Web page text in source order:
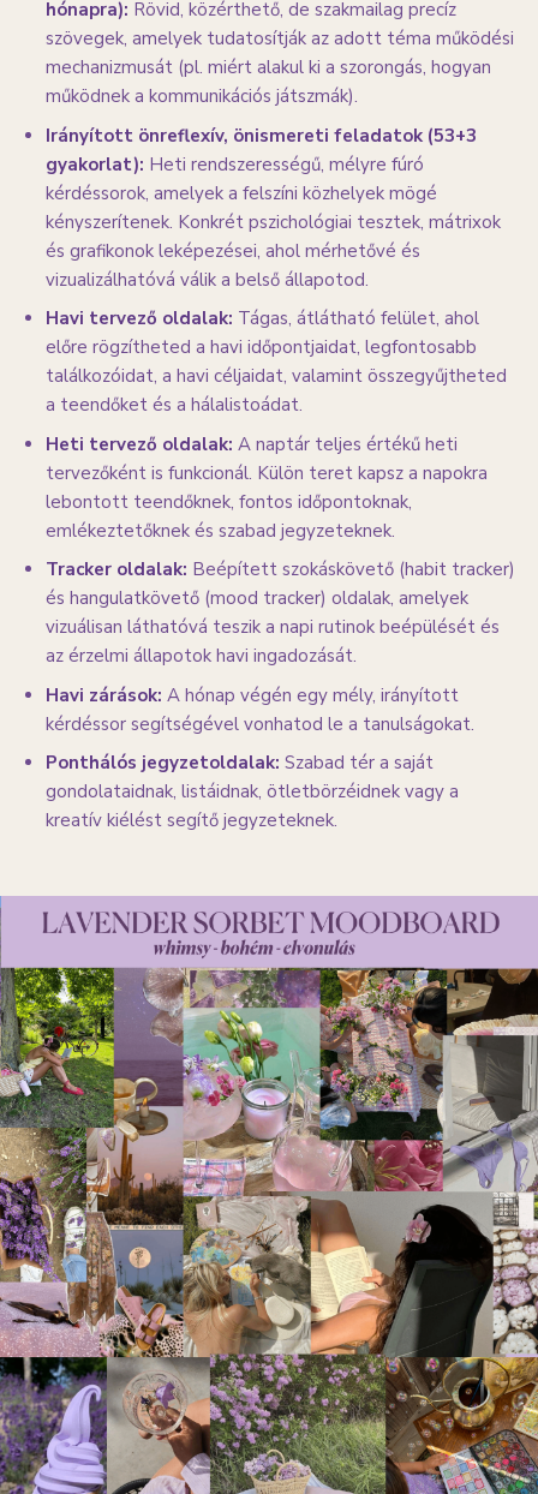
hónapra): Rövid, közérthető, de szakmailag precíz
szövegek, amelyek tudatosítják az adott téma működési
mechanizmusát (pl. miért alakul ki a szorongás, hogyan
működnek a kommunikációs játszmák).
Irányított önreflexív, önismereti feladatok (53+3
gyakorlat): Heti rendszerességű, mélyre fúró
kérdéssorok, amelyek a felszíni közhelyek mögé
kényszerítenek. Konkrét pszichológiai tesztek, mátrixok
és grafikonok leképezései, ahol mérhetővé és
vizualizálhatóvá válik a belső állapotod.
Havi tervező oldalak: Tágas, átlátható felület, ahol
előre rögzítheted a havi időpontjaidat, legfontosabb
találkozóidat, a havi céljaidat, valamint összegyűjtheted
a teendőket és a hálalistoádat.
Heti tervező oldalak: A naptár teljes értékű heti
tervezőként is funkcionál. Külön teret kapsz a napokra
lebontott teendőknek, fontos időpontoknak,
emlékeztetőknek és szabad jegyzeteknek.
Tracker oldalak: Beépített szokáskövető (habit tracker)
és hangulatkövető (mood tracker) oldalak, amelyek
vizuálisan láthatóvá teszik a napi rutinok beépülését és
az érzelmi állapotok havi ingadozását.
Havi zárások: A hónap végén egy mély, irányított
kérdéssor segítségével vonhatod le a tanulságokat.
Ponthálós jegyzetoldalak: Szabad tér a saját
gondolataidnak, listáidnak, ötletbörzéidnek vagy a
kreatív kiélést segítő jegyzeteknek.